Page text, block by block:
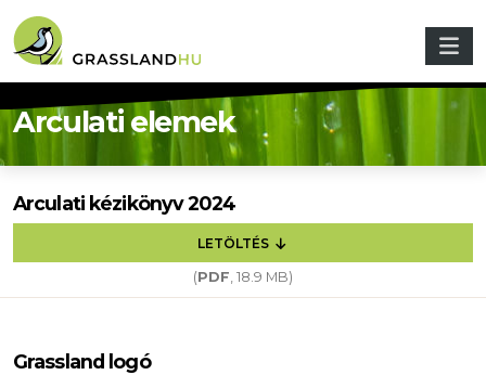
Arculati elemek
Arculati kézikönyv 2024
LETÖLTÉS
(PDF, 18.9 MB)
Grassland logó